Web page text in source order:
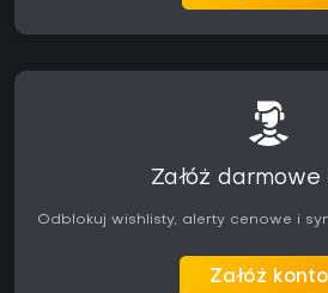
Załóż darmowe
Odblokuj wishlisty, alerty cenowe i
Załóż konto